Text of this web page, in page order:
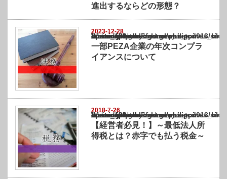
進出するならどの形態？
2023-12-28
Warning
: Undefined array key "show_category" in
/home/netst/kuno-cpa.co.jp/public_html/philippines_blog/wp-content/themes/
on line183
一部PEZA企業の年次コンプラ
イアンスについて
2018-7-26
Warning
: Undefined array key "show_category" in
/home/netst/kuno-cpa.co.jp/public_html/philippines_blog/wp-content/themes/
on line183
【経営者必見！】～最低法人所
得税とは？赤字でも払う税金～